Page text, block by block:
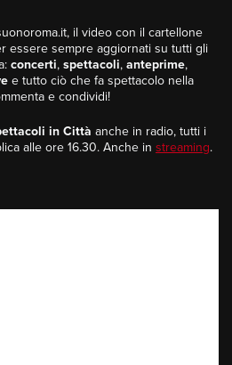
il video con il cartellone
essere sempre aggiornati su tutti gli
concerti, spettacoli, anteprime,
e tutto ciò che fa spettacolo nella
e condividi!
in Città anche in radio, tutti i
alle ore 16.30. Anche in streaming.